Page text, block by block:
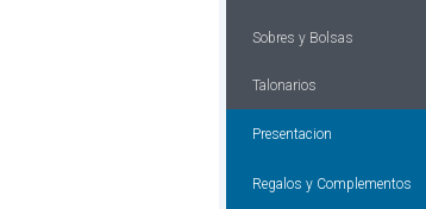
Sobres y Bolsas
Talonarios
Presentacion
Regalos y Complementos